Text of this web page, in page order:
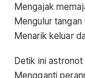
Mengajak
Mengulur tangan
Menarik keluar
Detik ini astronot
Mengganti